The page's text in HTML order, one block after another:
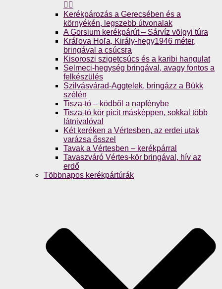
🚴‍♀️
Kerékpározás a Gerecsében és a
környékén, legszebb útvonalak
A Gorsium kerékpárút – Sárvíz völgyi túra
Kráľova Hoľa, Király-hegy1946 méter,
bringával a csúcsra
Kisoroszi szigetcsúcs és a karibi hangulat
Selmeci-hegység bringával, avagy fontos a
felkészülés
Szilvásvárad-Aggtelek, bringázz a Bükk
szélén
Tisza-tó – ködből a napfénybe
Tisza-tó kör picit másképpen, sokkal több
látnivalóval
Két keréken a Vértesben, az erdei utak
varázsa ősszel
Tavak a Vértesben – kerékpárral
Tavaszváró Vértes-kör bringával, hív az
erdő
Többnapos kerékpártúrák